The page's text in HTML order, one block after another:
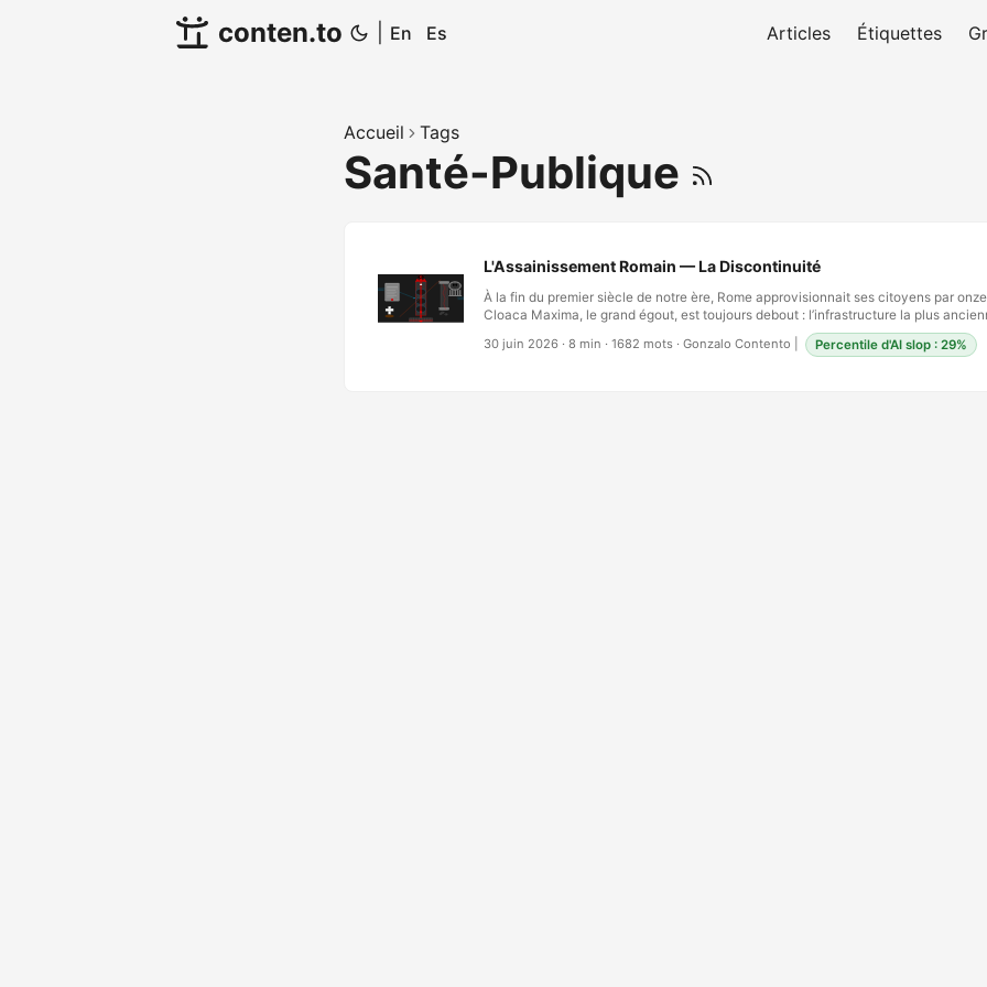
conten.to En Es Articles Étiquettes
Accueil Tags
Santé-Publique
L'Assainissement Romain — La Discontinuité
À la fin du premier siècle de notre ère, Rome approvisionnait ses citoyens par
Cloaca Maxima, le grand égout, est toujours debout : l’infrastructure la plus
fonctionnement au monde. Frontin, nommé superintendant des aqueducs en 97 de
laissé un manuel technique sur la gestion de l’eau qui aurait pu être écrit par un
30 juin 2026 · 8 min · 1682 mots · Gonzalo Contento Percentile d'AI slop : 29%